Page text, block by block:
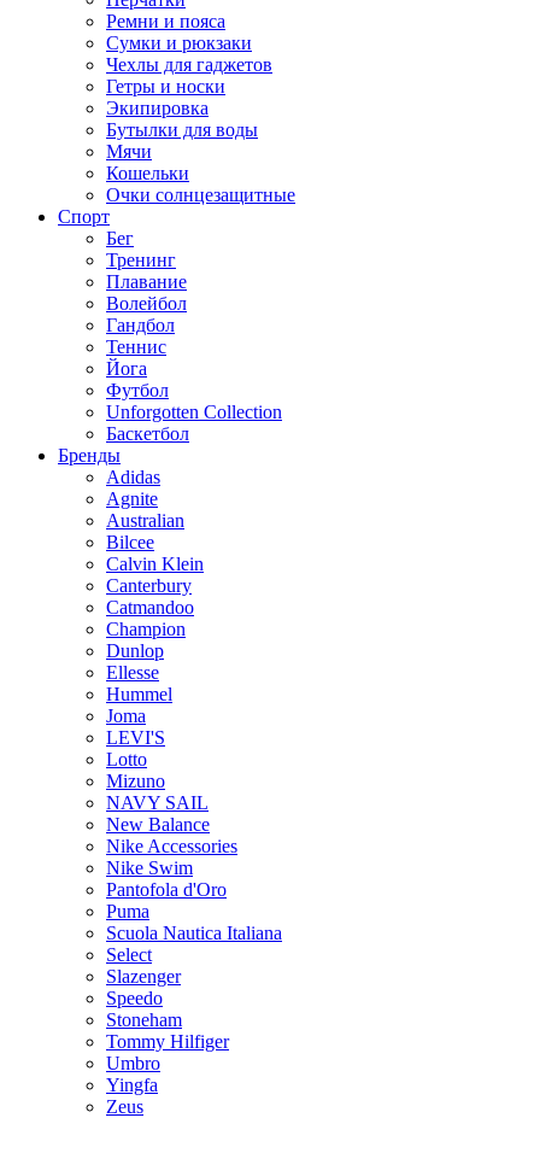
Ремни и пояса
Сумки и рюкзаки
Чехлы для гаджетов
Гетры и носки
Экипировка
Бутылки для воды
Мячи
Кошельки
Очки солнцезащитные
Спорт
Бег
Тренинг
Плавание
Волейбол
Гандбол
Теннис
Йога
Футбол
Unforgotten Collection
Баскетбол
Бренды
Adidas
Agnite
Australian
Bilcee
Calvin Klein
Canterbury
Catmandoo
Champion
Dunlop
Ellesse
Hummel
Joma
LEVI'S
Lotto
Mizuno
NAVY SAIL
New Balance
Nike Accessories
Nike Swim
Pantofola d'Oro
Puma
Scuola Nautica Italiana
Select
Slazenger
Speedo
Stoneham
Tommy Hilfiger
Umbro
Yingfa
Zeus